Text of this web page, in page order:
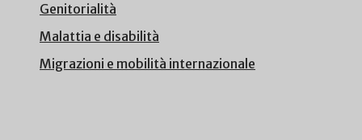
Genitorialità
Malattia e disabilità
Migrazioni e mobilità internazionale